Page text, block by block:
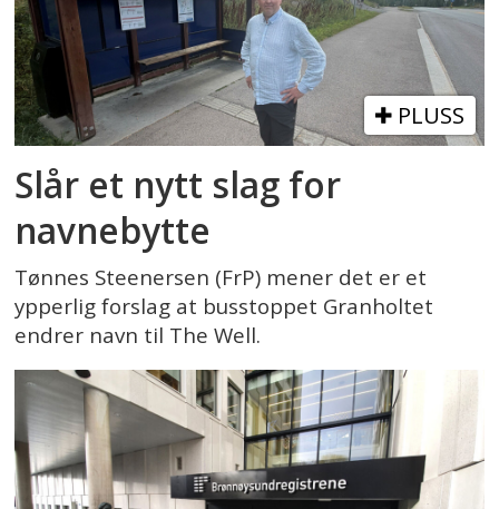
PLUSS
Slår et nytt slag for
navnebytte
Tønnes Steenersen (FrP) mener det er et
ypperlig forslag at busstoppet Granholtet
endrer navn til The Well.